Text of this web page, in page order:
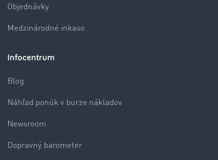
Objednávky
Medzinárodné inkaso
Infocentrum
Blog
Náhľad ponúk v burze nákladov
Newsroom
Dopravný barometer